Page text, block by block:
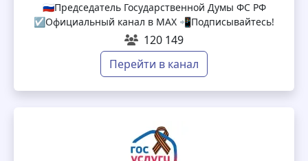
🇷🇺Председатель Государственной Думы ФС РФ
☑️Официальный канал в МАХ 📲Подписывайтесь!
120 149
Перейти в канал